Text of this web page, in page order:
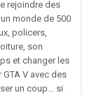
rejoindre des
monde de 500
policers,
son
et changer les
V avec des
un coup... si